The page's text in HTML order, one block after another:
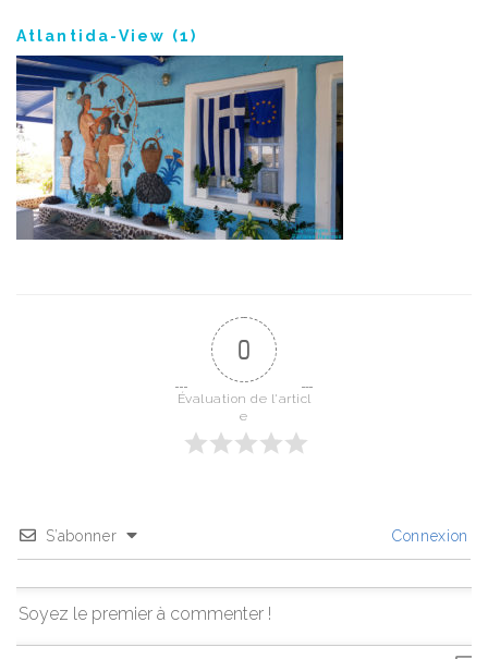
Atlantida-View (1)
0
Évaluation de l'articl
e
S’abonner Connexion